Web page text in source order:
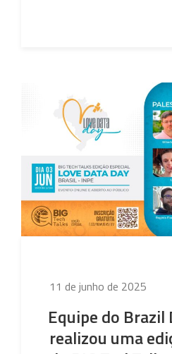
Brazil
(LiSS/
DIOTG,
INPE)
para
Fiocruz
do
Publicado
11 de junho de 2025
Equipe do Brazil
realizou uma